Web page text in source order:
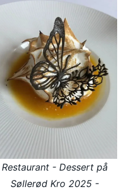
Restaurant - Dessert på
Søllerød Kro 2025 -